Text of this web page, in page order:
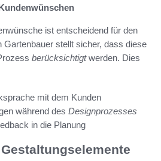
ist entscheidend für den
Gartenbauer stellt sicher, dass diese
berücksichtigtwerden. Dies
mit dem Kunden
während des Designprozesses
in die Planung